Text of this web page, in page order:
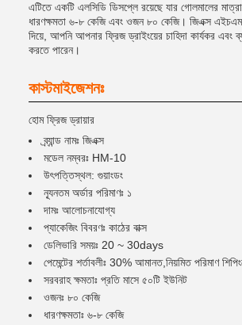
এটিতে একটি এলসিডি ডিসপ্লে রয়েছে যার গোলমালের
ধারণক্ষমতা ৬-৮ কেজি এবং ওজন ৮০ কেজি। জিএক্স
দিয়ে, আপনি আপনার ফ্রিজ ড্রাইংয়ের চাহিদা কার্যকর এবং
করতে পারেন।
কাস্টমাইজেশনঃ
হোম ফ্রিজ ড্রায়ার
ব্র্যান্ড নামঃ জিএক্স
মডেল নম্বরঃ HM-10
উৎপত্তিস্থল: গুয়াংডং
ন্যূনতম অর্ডার পরিমাণঃ ১
দামঃ আলোচনাযোগ্য
প্যাকেজিং বিবরণঃ কাঠের বাক্স
ডেলিভারি সময়ঃ 20 ~ 30days
পেমেন্টের শর্তাবলীঃ 30% আমানত,নিয়মিত পরিমাণ
সরবরাহ ক্ষমতাঃ প্রতি মাসে ৫০টি ইউনিট
ওজনঃ ৮০ কেজি
ধারণক্ষমতাঃ ৬-৮ কেজি